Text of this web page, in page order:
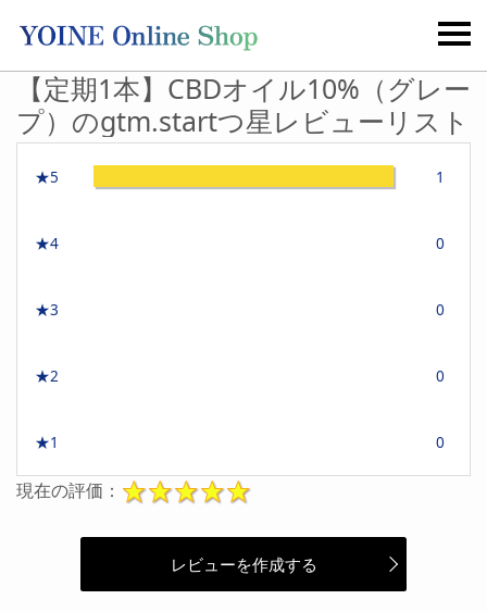
【定期1本】CBDオイル10%（グレー
プ）のgtm.startつ星レビューリスト
★5 1
★4 0
★3 0
★2 0
★1 0
現在の評価：
レビューを作成する